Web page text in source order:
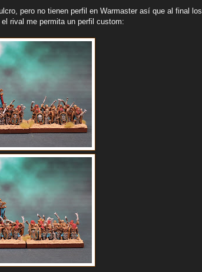
pero no tienen perfil en Warmaster así que al final los
rival me permita un perfil custom: